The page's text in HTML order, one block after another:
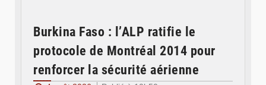
Burkina Faso : l’ALP ratifie le
protocole de Montréal 2014 pour
renforcer la sécurité aérienne